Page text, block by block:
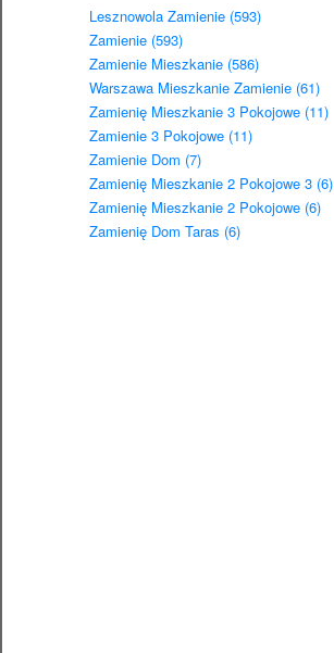
Lesznowola Zamienie (593)
Zamienie (593)
Zamienie Mieszkanie (586)
Warszawa Mieszkanie Zamienie (61)
Zamienię Mieszkanie 3 Pokojowe (11)
Zamienie 3 Pokojowe (11)
Zamienie Dom (7)
Zamienię Mieszkanie 2 Pokojowe 3 (6)
Zamienię Mieszkanie 2 Pokojowe (6)
Zamienię Dom Taras (6)